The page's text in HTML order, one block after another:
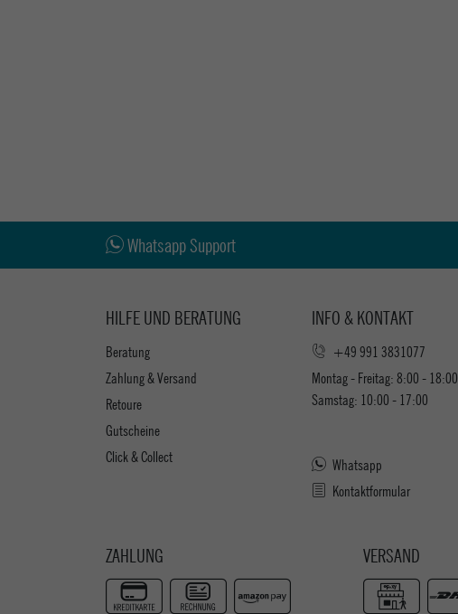
Whatsapp Support
HILFE UND BERATUNG
Beratung
Zahlung & Versand
Retoure
Gutscheine
Click & Collect
INFO & KONTAKT
+49 991 3831077
Montag - Freitag: 8:00 - 18:00
Samstag: 10:00 - 17:00
Whatsapp
Kontaktformular
ZAHLUNG VERSAND